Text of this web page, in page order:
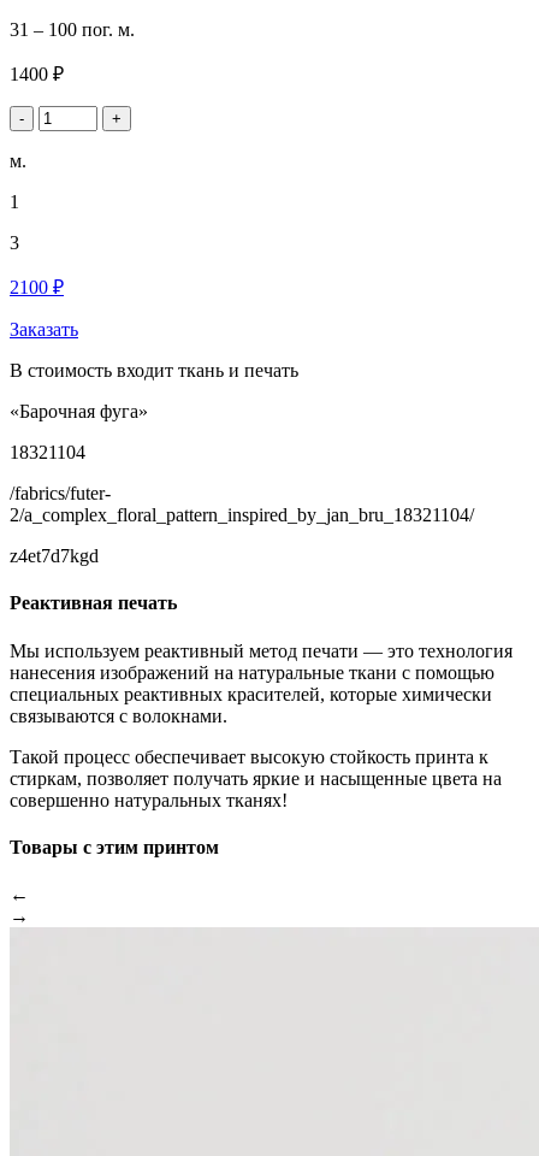
31 – 100 пог. м.
1400 ₽
- +
м.
1
3
2100 ₽
Заказать
В стоимость входит ткань и печать
«Барочная фуга»
18321104
/fabrics/futer-
2/a_complex_floral_pattern_inspired_by_jan_bru_18321104/
z4et7d7kgd
Реактивная печать
Мы используем реактивный метод печати — это технология
нанесения изображений на натуральные ткани с помощью
специальных реактивных красителей, которые химически
связываются с волокнами.
Такой процесс обеспечивает высокую стойкость принта к
стиркам, позволяет получать яркие и насыщенные цвета на
совершенно натуральных тканях!
Товары с этим принтом
←
→